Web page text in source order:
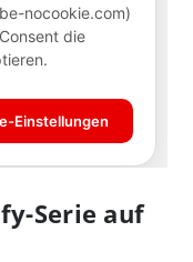
Serie auf